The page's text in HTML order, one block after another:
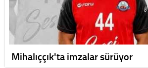
Mihalıççık'ta imzalar sürüyor